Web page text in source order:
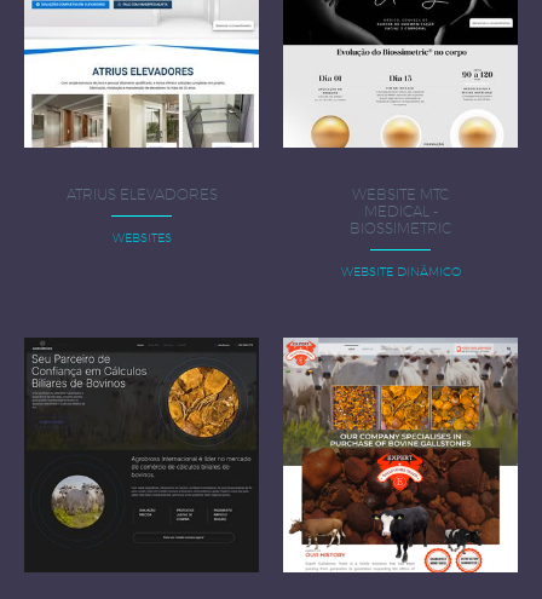
ATRIUS ELEVADORES
WEBSITES
WEBSITE MTC
MEDICAL -
BIOSSIMETRIC
WEBSITE DINÂMICO